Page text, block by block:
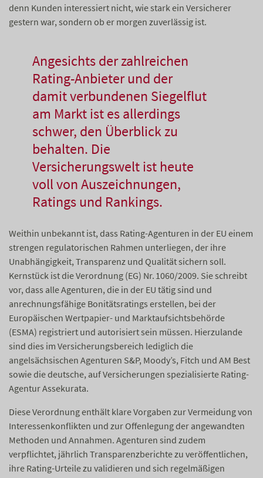
denn Kunden interessiert nicht, wie stark ein Versicherer
gestern war, sondern ob er morgen zuverlässig ist.
Angesichts der zahlreichen
Rating-Anbieter und der
damit verbundenen Siegelflut
am Markt ist es allerdings
schwer, den Überblick zu
behalten. Die
Versicherungswelt ist heute
voll von Auszeichnungen,
Ratings und Rankings.
Weithin unbekannt ist, dass Rating-Agenturen in der EU einem
strengen regulatorischen Rahmen unterliegen, der ihre
Unabhängigkeit, Transparenz und Qualität sichern soll.
Kernstück ist die Verordnung (EG) Nr. 1060/2009. Sie schreibt
vor, dass alle Agenturen, die in der EU tätig sind und
anrechnungsfähige Bonitätsratings erstellen, bei der
Europäischen Wertpapier- und Marktaufsichtsbehörde
(ESMA) registriert und autorisiert sein müssen. Hierzulande
sind dies im Versicherungsbereich lediglich die
angelsächsischen Agenturen S&P, Moody’s, Fitch und AM Best
sowie die deutsche, auf Versicherungen spezialisierte Rating-
Agentur Assekurata.
Diese Verordnung enthält klare Vorgaben zur Vermeidung von
Interessenkonflikten und zur Offenlegung der angewandten
Methoden und Annahmen. Agenturen sind zudem
verpflichtet, jährlich Transparenzberichte zu veröffentlichen,
ihre Rating-Urteile zu validieren und sich regelmäßigen